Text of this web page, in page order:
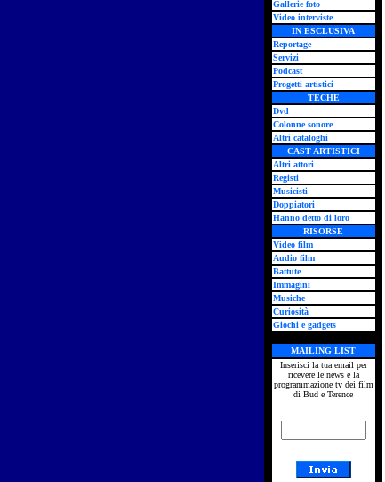
Gallerie foto
Video interviste
IN ESCLUSIVA
Reportage
Servizi
Podcast
Progetti artistici
TECHE
Dvd
Colonne sonore
Altri cataloghi
CAST ARTISTICI
Altri attori
Registi
Musicisti
Doppiatori
Hanno detto di loro
RISORSE
Video film
Audio film
Battute
Immagini
Musiche
Curiosità
Giochi e gadgets
MAILING LIST
Inserisci la tua email per
ricevere le news e la
programmazione tv dei film
di Bud e Terence